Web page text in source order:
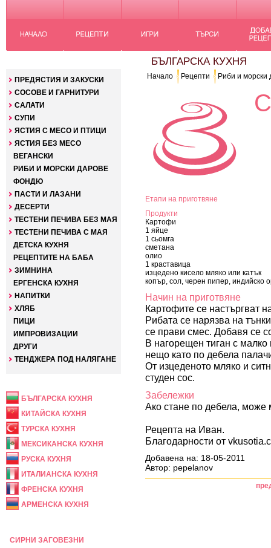
ПРЕДЯСТИЯ И ЗАКУСКИ
СОСОВЕ И ГАРНИТУРИ
САЛАТИ
СУПИ
ЯСТИЯ С МЕСО И ПТИЦИ
ЯСТИЯ БЕЗ МЕСО
ВЕГАНСКИ
РИБИ И МОРСКИ ДАРОВЕ
ФОНДЮ
ПАСТИ И ЛАЗАНИ
ДЕСЕРТИ
ТЕСТЕНИ ПЕЧИВА БЕЗ МАЯ
ТЕСТЕНИ ПЕЧИВА С МАЯ
ДЕТСКА КУХНЯ
РЕЦЕПТИТЕ НА БАБА
ЗИМНИНА
ЕРГЕНСКА КУХНЯ
НАПИТКИ
ХЛЯБ
ПИЦИ
ИМПРОВИЗАЦИИ
ДРУГИ
ТЕНДЖЕРА ПОД НАЛЯГАНЕ
БЪЛГАРСКА КУХНЯ
КИТАЙСКА КУХНЯ
ТУРСКА КУХНЯ
МЕКСИКАНСКА КУХНЯ
РУСКА КУХНЯ
ИТАЛИАНСКА КУХНЯ
ФРЕНСКА КУХНЯ
АРМЕНСКА КУХНЯ
СИРНИ ЗАГОВЕЗНИ
БЪЛГАРСКА КУХНЯ
Начало Рецепти Риби и морски
Етапи на приготвяне
Продукти
Картофи
1 яйце
1 сьомга
сметана
олио
1 краставица
изцедено кисело мляко или катък
копър, сол, черен пипер, индийско
Начин на приготвяне
Картофите се настъргват
Рибата се нарязва на
се прави смес. Добавя се
В нагорещен тиган с
нещо като по дебела
От изцеденото мляко и
студен сос.
Забележки
Ако стане по дебела, може
Рецепта на Иван.
Благодарности от
Добавена на: 18-05-2011
Автор: pepelanov